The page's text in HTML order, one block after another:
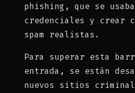
phishing, que se
credenciales y crear
spam realistas.
Para superar esta
entrada, se están
nuevos sitios